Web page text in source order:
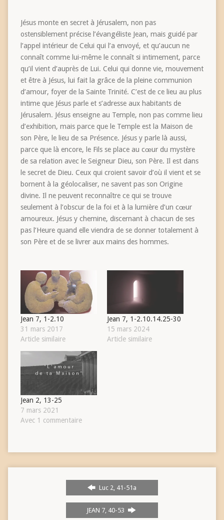
Jésus monte en secret à Jérusalem, non pas
ostensiblement précise l’évangéliste Jean, mais guidé par
l’appel intérieur de Celui qui l’a envoyé, et qu’aucun ne
connaît comme lui-même le connaît si intimement, parce
qu’il vient d’auprès de Lui. Celui qui donne vie, mouvement
et être à Jésus, lui fait la grâce de la pleine communion
d’amour, foyer de la Sainte Trinité. C’est de ce lieu au plus
intime que Jésus parle et s’adresse aux habitants de
Jérusalem. Jésus enseigne au Temple, non pas comme lieu
d’exhibition, mais parce que le Temple est la Maison de
son Père, le lieu de sa Présence. Jésus y parle là aussi,
parce que là encore, le Fils se place au cœur du mystère
de sa relation avec le Seigneur Dieu, son Père. Il est dans
le secret de Dieu. Ceux qui croient savoir d’où il vient et se
bornent à la géolocaliser, ne savent pas son Origine
divine. Il ne peuvent reconnaître ce qui se trouve
seulement à l’obscur de la foi et à la lumière d’un cœur
amoureux. Jésus y chemine, discernant à chacun de ses
pas l’Heure quand elle viendra de se donner totalement à
son Père et de se livrer aux mains des hommes.
Jean 7, 1-2.10
31 mars 2017
Article similaire
Jean 7, 1-2.10.14.25-30
15 mars 2024
Article similaire
Jean 2, 13-25
7 mars 2021
Avec 1 commentaire
Luc 2, 41-51a
JEAN 7, 40-53